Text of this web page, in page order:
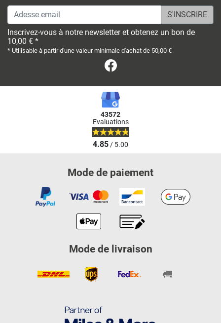
Adesse email
Inscrivez-vous à notre newsletter et obtenez un bon de
10,00 € *
* Utilisable à partir d'une valeur minimale d'achat de 50,00 €
43572
Evaluations
4.85/ 5.00
Mode de paiement
Mode de livraison